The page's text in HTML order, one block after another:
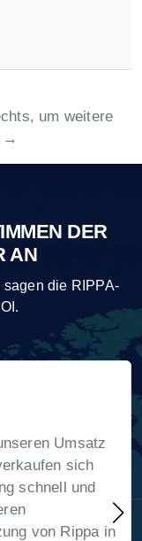
um weitere
→
DER
AN
sagen die RIPPA-
Umsatz
sich
schnell und
von Rippa in